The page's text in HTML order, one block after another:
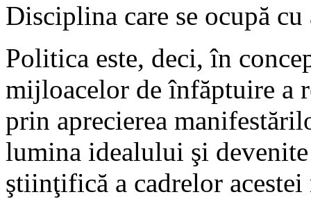
Disciplina care se ocupă
Politica este, deci, în
mijloacelor de înfăptuire a
prin aprecierea
lumina idealului şi
ştiinţifică a cadrelor